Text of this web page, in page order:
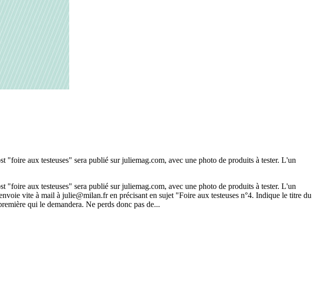
aux testeuses" sera publié sur juliemag.com, avec une photo de produits à tester. L'un
aux testeuses" sera publié sur juliemag.com, avec une photo de produits à tester. L'un
vite à mail à julie@milan.fr en précisant en sujet "Foire aux testeuses n°4. Indique le titre du
qui le demandera. Ne perds donc pas de...